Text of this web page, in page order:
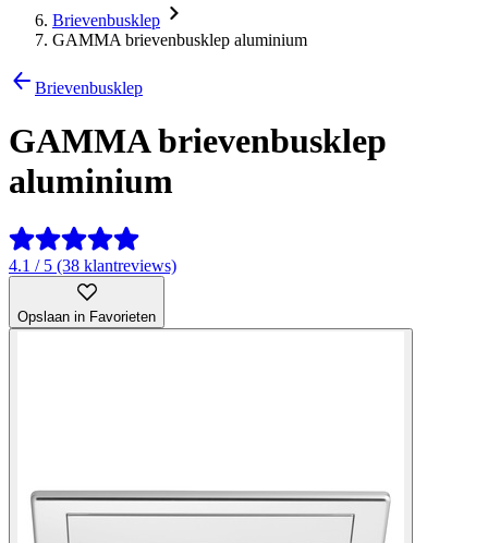
Brievenbusklep
GAMMA brievenbusklep aluminium
Brievenbusklep
GAMMA brievenbusklep
aluminium
4.1 / 5 (38 klantreviews)
Opslaan in Favorieten